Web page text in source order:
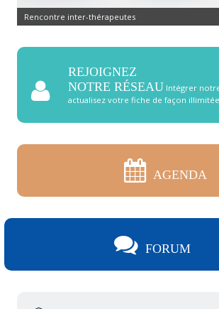
Rencontre inter-thérapeutes
REJOIGNEZ
NOTRE RÉSEAU Intégrer
actualisez votre fiche de façon
AGENDA
FORUM